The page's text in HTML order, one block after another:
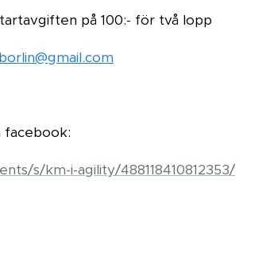
på 100:- för två lopp
facebook:
s/km-i-agility/488118410812353/